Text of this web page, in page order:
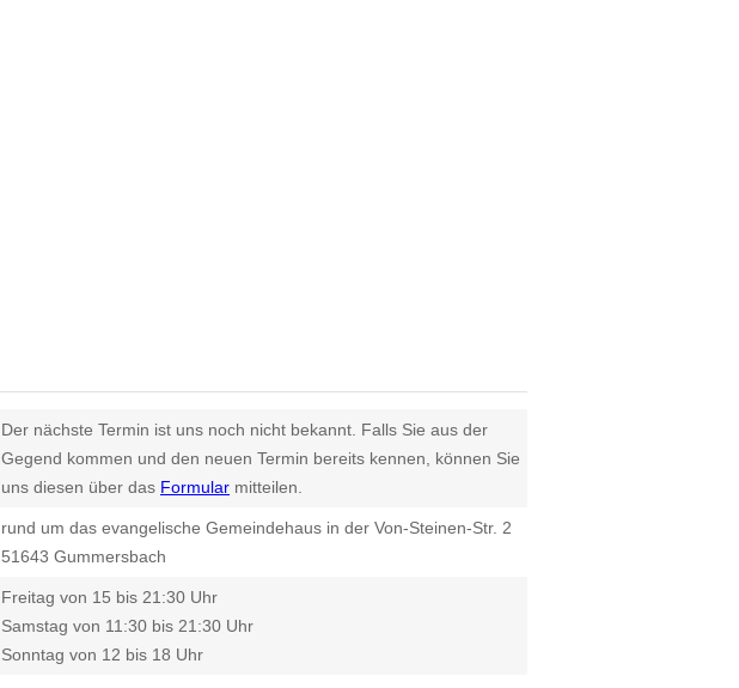
Der nächste Termin ist uns noch nicht bekannt. Falls Sie aus der
Gegend kommen und den neuen Termin bereits kennen, können Sie
uns diesen über das Formular mitteilen.
rund um das evangelische Gemeindehaus in der Von-Steinen-Str. 2
51643 Gummersbach
Freitag von 15 bis 21:30 Uhr
Samstag von 11:30 bis 21:30 Uhr
Sonntag von 12 bis 18 Uhr